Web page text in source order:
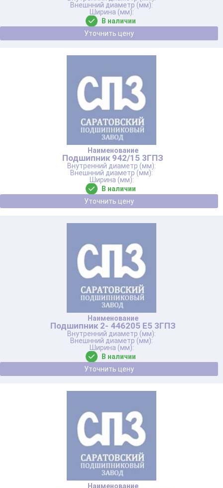
В наличии
Уточнить цену
Подшипник 942/15 3ГПЗ
В наличии
Уточнить цену
Подшипник 2- 446205 Е5 3ГПЗ
В наличии
Уточнить цену